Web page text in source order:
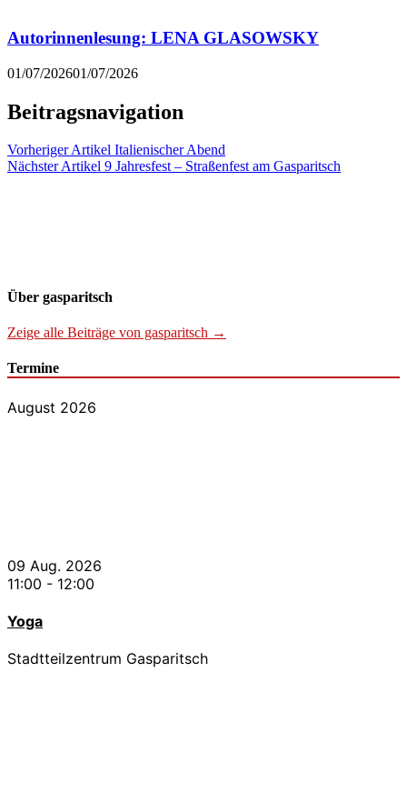
Autorinnenlesung: LENA GLASOWSKY
01/07/202601/07/2026
Beitragsnavigation
Vorheriger Artikel Italienischer Abend
Nächster Artikel 9 Jahresfest – Straßenfest am Gasparitsch
Über gasparitsch
Zeige alle Beiträge von gasparitsch →
Termine
August 2026
09 Aug. 2026
11:00 - 12:00
Yoga
Stadtteilzentrum Gasparitsch